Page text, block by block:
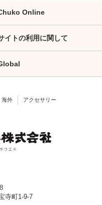
Online
イトの利用に関して
海外 アクセサリー
寺町1-9-7